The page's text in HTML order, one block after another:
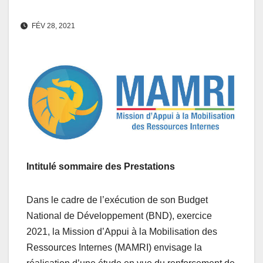
FÉV 28, 2021
Intitulé sommaire des Prestations
Dans le cadre de l’exécution de son Budget
National de Développement (BND), exercice
2021, la Mission d’Appui à la Mobilisation des
Ressources Internes (MAMRI) envisage la